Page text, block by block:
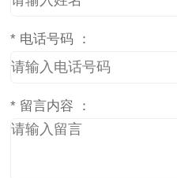
* 电话号码 ：
* 留言内容 ：